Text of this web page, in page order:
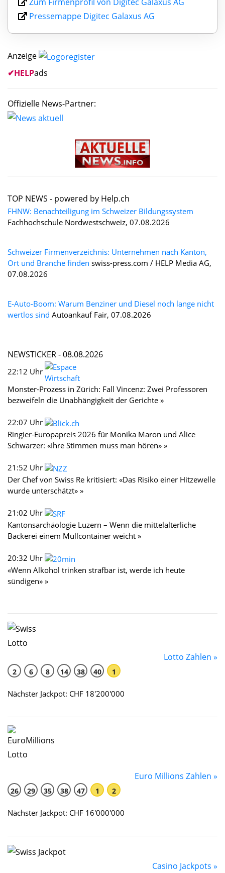
Pressemappe Digitec Galaxus AG
Anzeige
✔HELPads
Offizielle News-Partner:
TOP NEWS - powered by Help.ch
FHNW: Benachteiligung im Schweizer Bildungssystem
Fachhochschule Nordwestschweiz, 07.08.2026
Schweizer Firmenverzeichnis: Unternehmen nach Kanton,
Ort und Branche finden swiss-press.com / HELP Media AG,
07.08.2026
E-Auto-Boom: Warum Benziner und Diesel noch lange nicht
wertlos sind Autoankauf Fair, 07.08.2026
NEWSTICKER -08.08.2026
22:12 Uhr
Monster-Prozess in Zürich: Fall Vincenz: Zwei Professoren
bezweifeln die Unabhängigkeit der Gerichte »
22:07 Uhr
Ringier-Europapreis 2026 für Monika Maron und Alice
Schwarzer: «Ihre Stimmen muss man hören» »
21:52 Uhr
Der Chef von Swiss Re kritisiert: «Das Risiko einer Hitzewelle
wurde unterschätzt» »
21:02 Uhr
Kantonsarchäologie Luzern – Wenn die mittelalterliche
Bäckerei einem Müllcontainer weicht »
20:32 Uhr
«Wenn Alkohol trinken strafbar ist, werde ich heute
sündigen» »
Lotto Zahlen »
2 6 8 14 38 40 1
Nächster Jackpot: CHF 18'200'000
Euro Millions Zahlen »
26 29 35 38 47 1 2
Nächster Jackpot: CHF 16'000'000
Casino Jackpots »